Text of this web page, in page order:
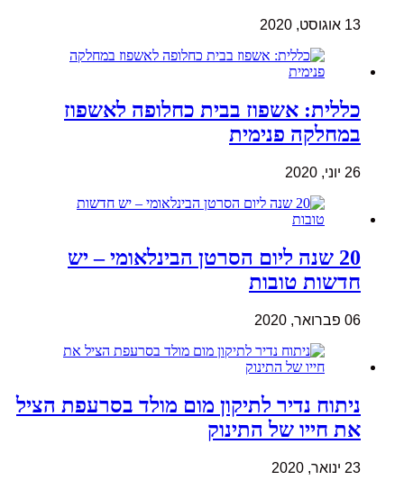
13 אוגוסט, 2020
כללית: אשפוז בבית כחלופה לאשפוז
במחלקה פנימית
26 יוני, 2020
20 שנה ליום הסרטן הבינלאומי – יש
חדשות טובות
06 פברואר, 2020
ניתוח נדיר לתיקון מום מולד בסרעפת הציל
את חייו של התינוק
23 ינואר, 2020